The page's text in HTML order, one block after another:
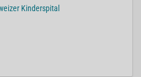
Kinderspital